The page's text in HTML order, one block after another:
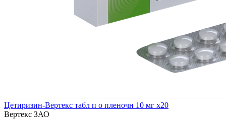
Цетиризин-Вертекс табл п о пленочн 10 мг x20
Вертекс ЗАО